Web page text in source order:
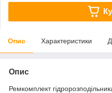
Опис Характеристики
Опис
Ремкомплект